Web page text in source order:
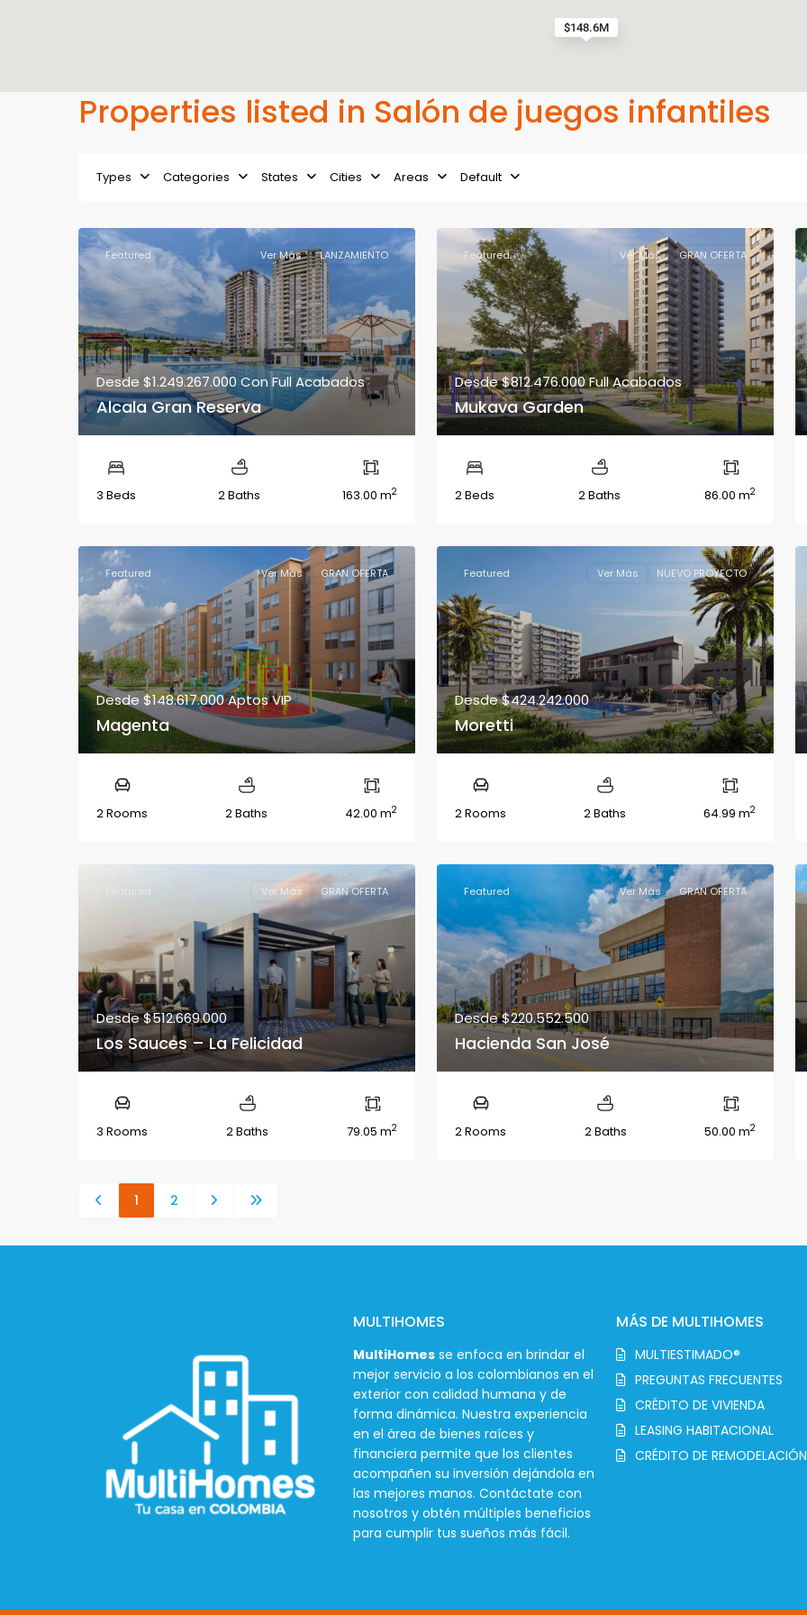
$148.6M
Properties listed in Salón de juegos infantiles
Types Categories States Cities Areas Default
Featured Ver Más LANZAMIENTO
Desde $1.249.267.000Con Full Acabados
Alcala Gran Reserva
3 Beds 2 Baths 163.00 m2
Featured Ver Más GRAN OFERTA
Desde$812.476.000Full Acabados
Mukava Garden
2 Beds 2 Baths 86.00 m2
Featured Ver Más GRAN OFERTA
Desde$148.617.000Aptos VIP
Magenta
2 Rooms 2 Baths 42.00 m2
Featured Ver Más NUEVO PROYECTO
Desde$424.242.000
Moretti
2 Rooms 2 Baths 64.99 m2
Featured Ver Más GRAN OFERTA
Desde$512.669.000
Los Sauces – La Felicidad
3 Rooms 2 Baths 79.05 m2
Featured Ver Más GRAN OFERTA
Desde$220.552.500
Hacienda San José
2 Rooms 2 Baths 50.00 m2
1 2
MULTIHOMES
MultiHomesse enfoca en brindar el
mejor servicio a los colombianos en el
exterior con calidad humana y de
forma dinámica. Nuestra experiencia
en el área de bienes raíces y
financiera permite que los clientes
acompañen su inversión dejándola en
las mejores manos. Contáctate con
nosotros y obtén múltiples beneficios
para cumplir tus sueños más fácil.
MÁS DE MULTIHOMES
MULTIESTIMADO®
PREGUNTAS FRECUENTES
CRÉDITO DE VIVIENDA
LEASING HABITACIONAL
CRÉDITO DE REMODELACIÓN